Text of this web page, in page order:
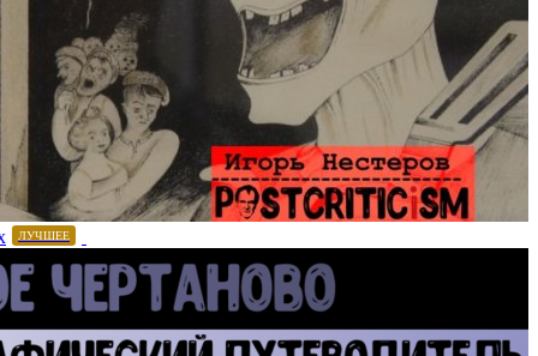
ЛУЧШЕЕ